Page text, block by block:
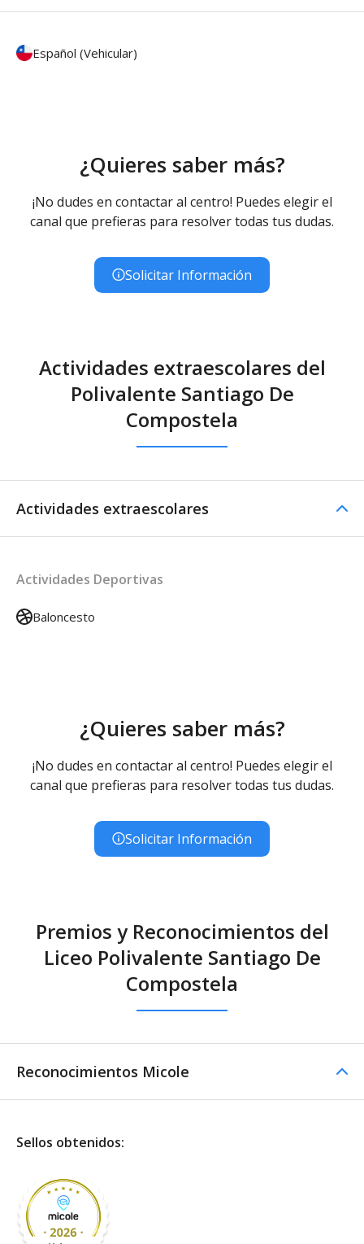
Español (Vehicular)
¿Quieres saber más?
¡No dudes en contactar al centro! Puedes elegir el
canal que prefieras para resolver todas tus dudas.
Solicitar Información
Actividades extraescolares del
Polivalente Santiago De
Compostela
Actividades extraescolares
Actividades Deportivas
Baloncesto
¿Quieres saber más?
¡No dudes en contactar al centro! Puedes elegir el
canal que prefieras para resolver todas tus dudas.
Solicitar Información
Premios y Reconocimientos del
Liceo Polivalente Santiago De
Compostela
Reconocimientos Micole
Sellos obtenidos: